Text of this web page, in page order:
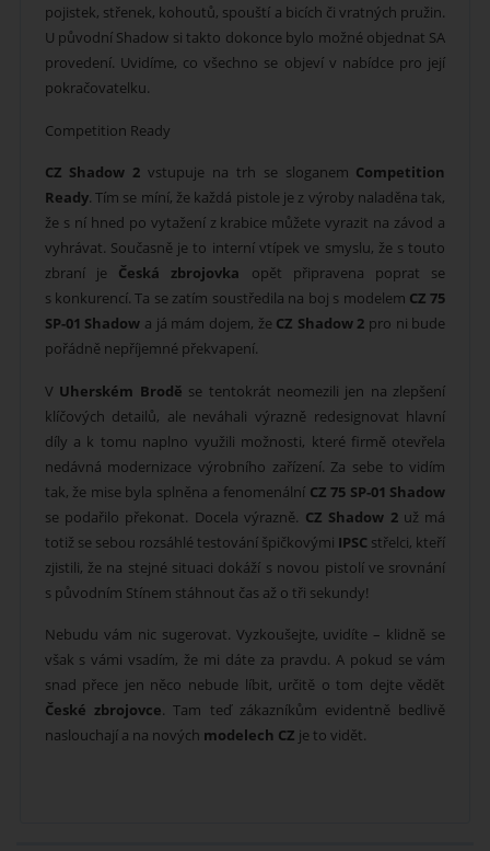
pojistek, střenek, kohoutů, spouští a bicích či vratných pružin.
U původní Shadow si takto dokonce bylo možné objednat SA
provedení. Uvidíme, co všechno se objeví v nabídce pro její
pokračovatelku.
Competition Ready
CZ Shadow 2 vstupuje na trh se sloganem Competition
Ready. Tím se míní, že každá pistole je z výroby naladěna tak,
že s ní hned po vytažení z krabice můžete vyrazit na závod a
vyhrávat. Současně je to interní vtípek ve smyslu, že s touto
zbraní je Česká zbrojovka opět připravena poprat se
s konkurencí. Ta se zatím soustředila na boj s modelem CZ 75
SP-01 Shadow a já mám dojem, že CZ Shadow 2 pro ni bude
pořádně nepříjemné překvapení.
V Uherském Brodě se tentokrát neomezili jen na zlepšení
klíčových detailů, ale neváhali výrazně redesignovat hlavní
díly a k tomu naplno využili možnosti, které firmě otevřela
nedávná modernizace výrobního zařízení. Za sebe to vidím
tak, že mise byla splněna a fenomenální CZ 75 SP-01 Shadow
se podařilo překonat. Docela výrazně. CZ Shadow 2už má
totiž se sebou rozsáhlé testování špičkovými IPSC střelci, kteří
zjistili, že na stejné situaci dokáží s novou pistolí ve srovnání
s původním Stínem stáhnout čas až o tři sekundy!
Nebudu vám nic sugerovat. Vyzkoušejte, uvidíte – klidně se
však s vámi vsadím, že mi dáte za pravdu. A pokud se vám
snad přece jen něco nebude líbit, určitě o tom dejte vědět
České zbrojovce. Tam teď zákazníkům evidentně bedlivě
naslouchají a na nových modelech CZ je to vidět.